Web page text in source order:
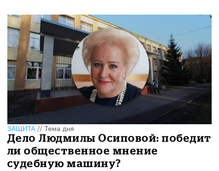
ЗАЩИТА//Тема дня
Дело Людмилы Осиповой: победит
ли общественное мнение
судебную машину?